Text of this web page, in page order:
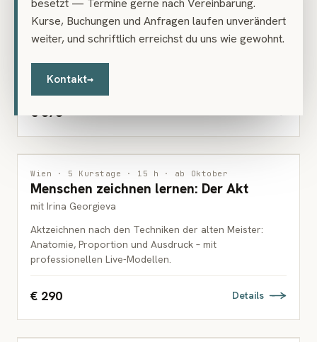
besetzt — Termine gerne nach Vereinbarung.
Kurse, Buchungen und Anfragen laufen unverändert
weiter, und schriftlich erreichst du uns wie gewohnt.
Kontakt→
ERWACHSENE
Sieben Abende zum Aquarell
mit Monika Häusler
Wie aus einer Prise Farbstaub und einer Menge Wasser
ein Bild entsteht: sieben Abende Aquarell – Grundlagen
und Experimente.
€ 378
ZEICHNUNG
ERWACHSENE
Wien · 5 Kurstage · 15 h · ab Oktober
Menschen zeichnen lernen: Der Akt
mit Irina Georgieva
Aktzeichnen nach den Techniken der alten Meister:
Anatomie, Proportion und Ausdruck – mit
professionellen Live-Modellen.
€ 290 Details